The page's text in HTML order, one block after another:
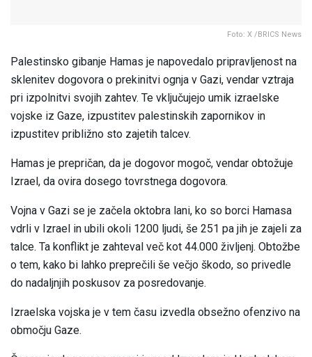
Foto: X /BRICS News
Palestinsko gibanje Hamas je napovedalo pripravljenost na
sklenitev dogovora o prekinitvi ognja v Gazi, vendar vztraja
pri izpolnitvi svojih zahtev. Te vključujejo umik izraelske
vojske iz Gaze, izpustitev palestinskih zapornikov in
izpustitev približno sto zajetih talcev.
Hamas je prepričan, da je dogovor mogoč, vendar obtožuje
Izrael, da ovira dosego tovrstnega dogovora.
Vojna v Gazi se je začela oktobra lani, ko so borci Hamasa
vdrli v Izrael in ubili okoli 1200 ljudi, še 251 pa jih je zajeli za
talce. Ta konflikt je zahteval več kot 44.000 življenj. Obtožbe
o tem, kako bi lahko preprečili še večjo škodo, so privedle
do nadaljnjih poskusov za posredovanje.
Izraelska vojska je v tem času izvedla obsežno ofenzivo na
območju Gaze.